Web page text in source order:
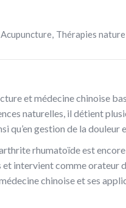
Acupuncture, Thérapies
et médecine chinoise
naturelles, il détient
qu’en gestion de la
rhumatoïde est
et intervient comme orateur
chinoise et ses